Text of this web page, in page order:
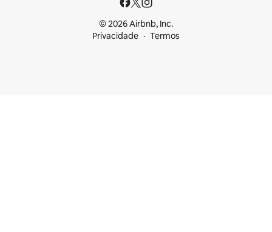
© 2026 Airbnb, Inc.
Privacidade
Termos